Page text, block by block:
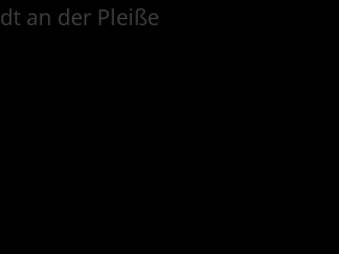
an der Pleiße